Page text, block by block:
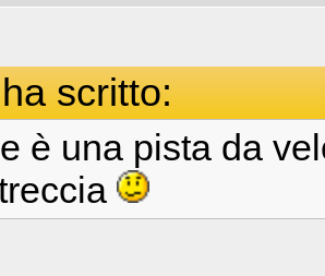
scritto:
è una pista da